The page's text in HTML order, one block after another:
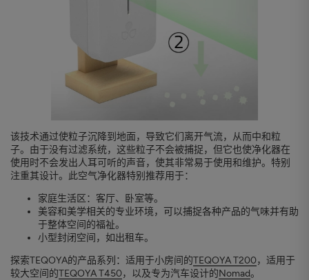
该技术通过使粒子沉降到地面，导致它们离开气流，从而中和粒
子。由于没有过滤系统，这些粒子不会被捕捉，但它也使净化器在
使用时不会发出人耳可听的声音，使其非常易于使用和维护。特别
注重其设计。此空气净化器特别推荐用于：
家庭生活区：客厅、卧室等。
美容和美学相关的专业环境，可以捕捉各种产品的气味并有助
于整体空间的福祉。
小型封闭空间，如出租车。
探索TEQOYA的产品系列：适用于小房间的TEQOYA T200，适用于
较大空间的TEQOYA T450，以及专为汽车设计的Nomad。